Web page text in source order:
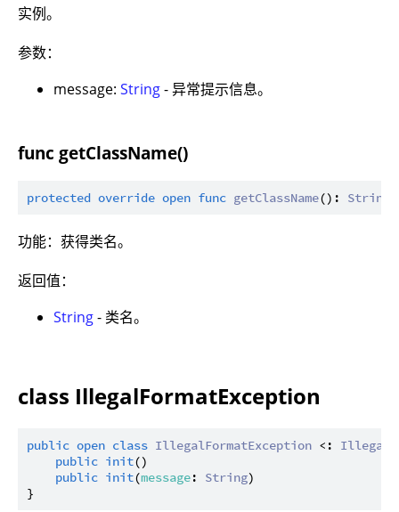
实例。
参数：
message: String- 异常提示信息。
func getClassName()
protected override open func getClassName(): String
功能：获得类名。
返回值：
String- 类名。
class IllegalFormatException
public open class IllegalFormatException <:
public init()
public init(message: String)